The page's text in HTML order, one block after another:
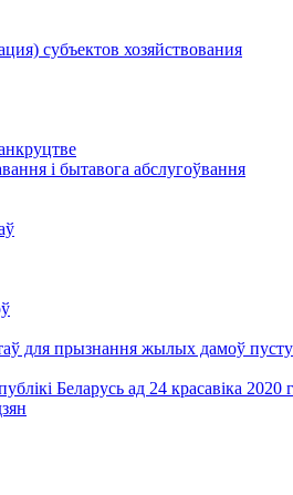
субъектов хозяйствования
і бытавога абслугоўвання
для прызнання жылых дамоў
Беларусь ад 24 красавіка 2020